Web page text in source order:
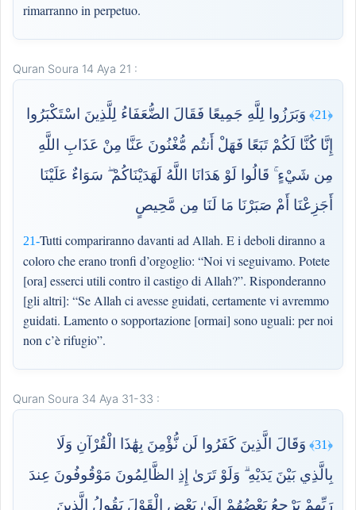
rimarranno in perpetuo.
Quran Soura 14 Aya 21 :
﴿21﴾
وَبَرَزُوا لِلَّهِ جَمِيعًا فَقَالَ الضُّعَفَاءُ لِلَّذِينَ اسْتَكْبَرُوا
إِنَّا كُنَّا لَكُمْ تَبَعًا فَهَلْ أَنتُم مُّغْنُونَ عَنَّا مِنْ عَذَابِ اللَّهِ
مِن شَيْءٍ ۚ قَالُوا لَوْ هَدَانَا اللَّهُ لَهَدَيْنَاكُمْ ۖ سَوَاءٌ عَلَيْنَا
أَجَزِعْنَا أَمْ صَبَرْنَا مَا لَنَا مِن مَّحِيصٍ
21-Tutti compariranno davanti ad Allah. E i deboli diranno a
coloro che erano tronfi d’orgoglio: “Noi vi seguivamo. Potete
[ora] esserci utili contro il castigo di Allah?”. Risponderanno
[gli altri]: “Se Allah ci avesse guidati, certamente vi avremmo
guidati. Lamento o sopportazione [ormai] sono uguali: per noi
non c’è rifugio”.
Quran Soura 34 Aya 31-33 :
﴿31﴾
وَقَالَ الَّذِينَ كَفَرُوا لَن نُّؤْمِنَ بِهَٰذَا الْقُرْآنِ وَلَا
بِالَّذِي بَيْنَ يَدَيْهِ ۗ وَلَوْ تَرَىٰ إِذِ الظَّالِمُونَ مَوْقُوفُونَ عِندَ
رَبِّهِمْ يَرْجِعُ بَعْضُهُمْ إِلَىٰ بَعْضٍ الْقَوْلَ يَقُولُ الَّذِينَ